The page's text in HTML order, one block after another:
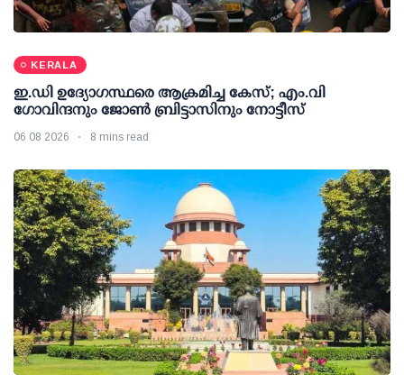
KERALA
ഇ.ഡി ഉദ്യോഗസ്ഥരെ ആക്രമിച്ച കേസ്; എം.വി
ഗോവിന്ദനും ജോണ്‍ ബ്രിട്ടാസിനും നോട്ടീസ്
06 08 2026 8 mins read